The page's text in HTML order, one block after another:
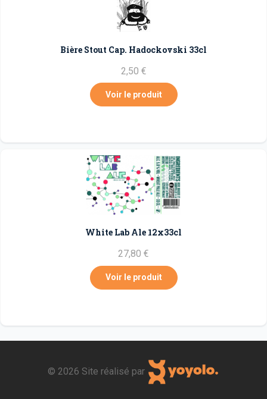
Bière Stout Cap. Hadockovski 33cl
2,50 €
Voir le produit
White Lab Ale 12x33cl
27,80 €
Voir le produit
© 2026 Site réalisé par